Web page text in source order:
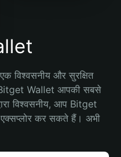
विश्वसनीय और सुरक्षित
Bitget Wallet आपकी सबसे
विश्वसनीय, आप Bitget
कर सकते हैं। अभी